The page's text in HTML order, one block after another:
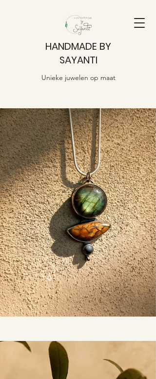
HANDMADE BY
SAYANTI
Unieke juwelen op maat